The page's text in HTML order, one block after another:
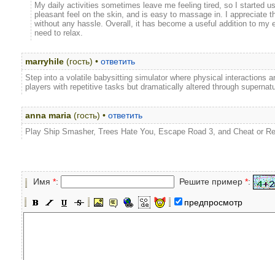
My daily activities sometimes leave me feeling tired, so I started
pleasant feel on the skin, and is easy to massage in. I appreciate
without any hassle. Overall, it has become a useful addition to my
need to relax.
marryhile (гость) • ответить
Step into a volatile babysitting simulator where physical interactions
players with repetitive tasks but dramatically altered through
anna maria (гость) • ответить
Play Ship Smasher, Trees Hate You, Escape Road 3, and Cheat or
Имя *: Решите пример *:
предпросмотр